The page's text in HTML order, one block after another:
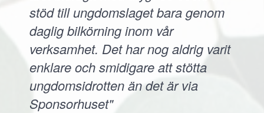
stöd till ungdomslaget bara genom
daglig bilkörning inom vår
verksamhet. Det har nog aldrig varit
enklare och smidigare att stötta
ungdomsidrotten än det är via
Sponsorhuset"